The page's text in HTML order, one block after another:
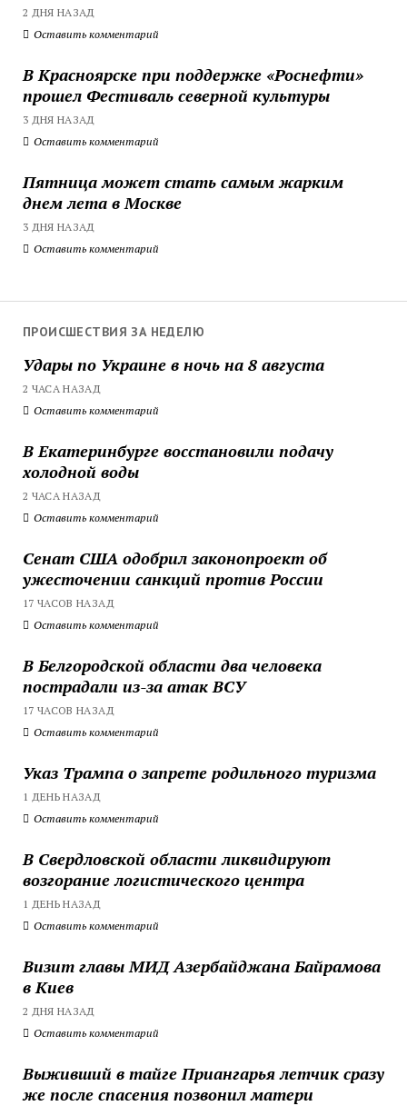
2 ДНЯ НАЗАД
Оставить комментарий
В Красноярске при поддержке «Роснефти»
прошел Фестиваль северной культуры
3 ДНЯ НАЗАД
Оставить комментарий
Пятница может стать самым жарким
днем лета в Москве
3 ДНЯ НАЗАД
Оставить комментарий
ПРОИСШЕСТВИЯ ЗА НЕДЕЛЮ
Удары по Украине в ночь на 8 августа
2 ЧАСА НАЗАД
Оставить комментарий
В Екатеринбурге восстановили подачу
холодной воды
2 ЧАСА НАЗАД
Оставить комментарий
Сенат США одобрил законопроект об
ужесточении санкций против России
17 ЧАСОВ НАЗАД
Оставить комментарий
В Белгородской области два человека
пострадали из-за атак ВСУ
17 ЧАСОВ НАЗАД
Оставить комментарий
Указ Трампа о запрете родильного туризма
1 ДЕНЬ НАЗАД
Оставить комментарий
В Свердловской области ликвидируют
возгорание логистического центра
1 ДЕНЬ НАЗАД
Оставить комментарий
Визит главы МИД Азербайджана Байрамова
в Киев
2 ДНЯ НАЗАД
Оставить комментарий
Выживший в тайге Приангарья летчик сразу
же после спасения позвонил матери